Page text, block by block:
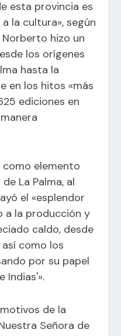
esta provincia es
la cultura», según
Norberto hizo un
los orígenes
hasta la
en los hitos «más
ediciones en
como elemento
La Palma, al
el «esplendor
a la producción y
caldo, desde
como los
por su papel
Indias'».
de la
Señora de